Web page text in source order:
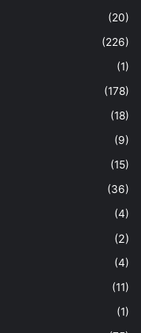
(20)
(226)
(1)
(178)
(18)
(9)
(15)
(36)
(4)
(2)
(4)
(11)
(1)